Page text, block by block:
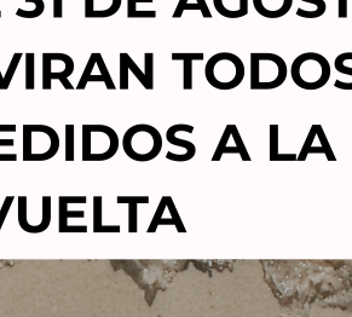
TRU GEL 42262 BLACK
(creme)ESMALTE
SEMIPERMANENTE